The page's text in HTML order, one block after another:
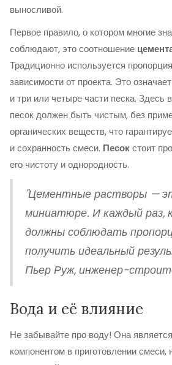
выносливой.
Первое правило, о котором многие
соблюдают, это соотношение
Традиционно используется
зависимости от проекта. Это
и три или четыре части песка. Здесь
песок должен быть чистым, без
органических веществ, что
и сохранность смеси. Песокстоит
его чистоту и однородность.
"Цементные растворы —
миниатюре. И каждый раз,
должны соблюдать
получить идеальный
Пьер Руж, инженер-
Вода и её влияние
Не забывайте про воду! Она
компонентом в приготовлении